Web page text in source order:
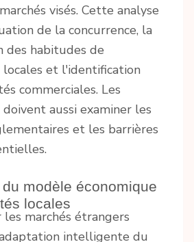
visés. Cette analyse
de la concurrence, la
des habitudes de
locales et l'identification
commerciales. Les
aussi examiner les
et les barrières
modèle économique
locales
les marchés étrangers
intelligente du